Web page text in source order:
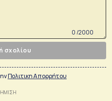
0 /2000
σχολίου
Πολιτικη Απορρήτου